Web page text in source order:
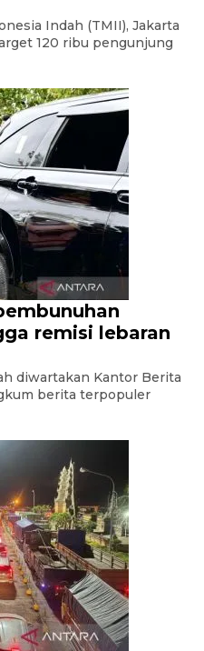
Indah (TMII), Jakarta
120 ribu pengunjung
remisi lebaran
diwartakan Kantor Berita
berita terpopuler